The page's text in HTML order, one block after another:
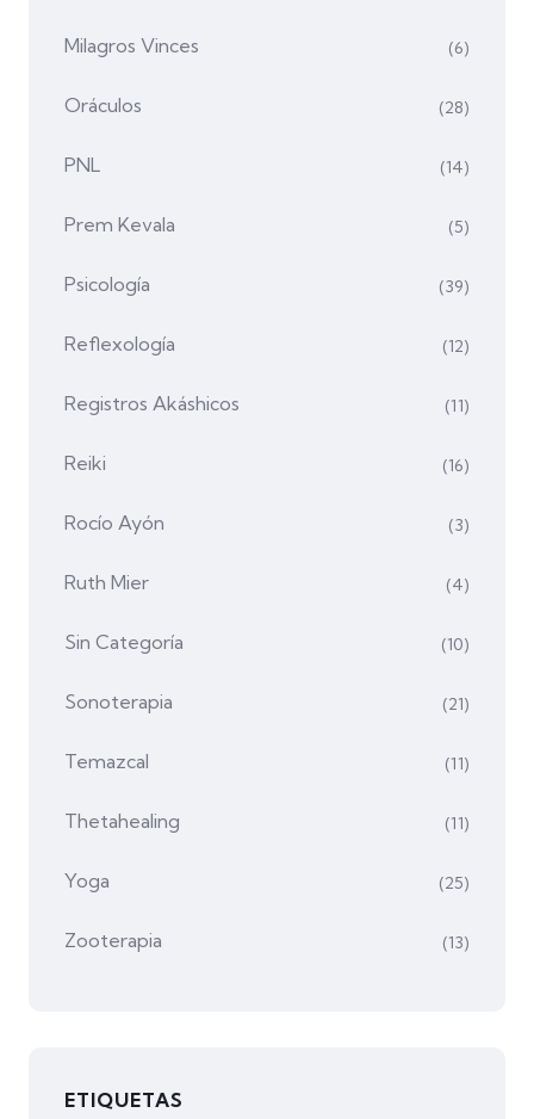
Milagros Vinces (6)
Oráculos (28)
PNL (14)
Prem Kevala (5)
Psicología (39)
Reflexología (12)
Registros Akáshicos (11)
Reiki (16)
Rocío Ayón (3)
Ruth Mier (4)
Sin Categoría (10)
Sonoterapia (21)
Temazcal (11)
Thetahealing (11)
Yoga (25)
Zooterapia (13)
ETIQUETAS